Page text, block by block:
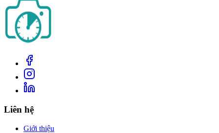
Liên hệ
Giới thiệu